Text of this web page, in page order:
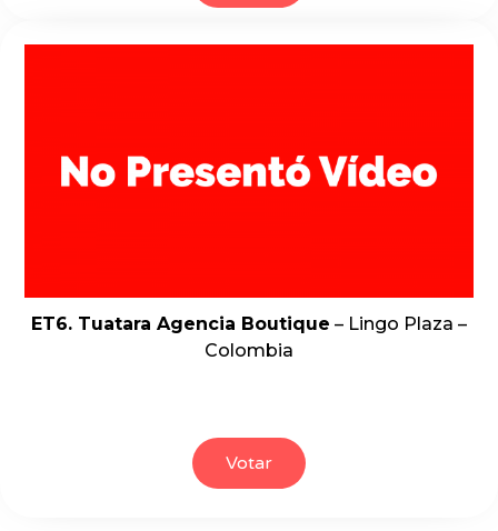
ET6. Tuatara Agencia Boutique – Lingo Plaza –
Colombia
Votar